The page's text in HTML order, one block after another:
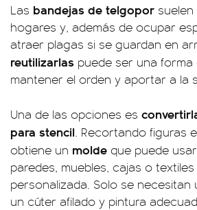
Las bandejas de telgopor
hogares y, además de ocupar
atraer plagas si se guardan en
reutilizarlas puede ser una forma
mantener el orden y aportar a la
Una de las opciones es
para stencil. Recortando figuras
obtiene un molde que puede
paredes, muebles, cajas o
personalizada. Solo se necesitan
un cúter afilado y pintura